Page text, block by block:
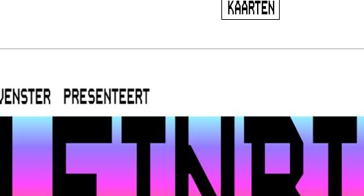
KAARTEN